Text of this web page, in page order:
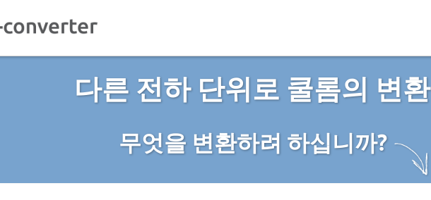
다른 전하 단위로 쿨롬의 변환
무엇을 변환하려 하십니까?